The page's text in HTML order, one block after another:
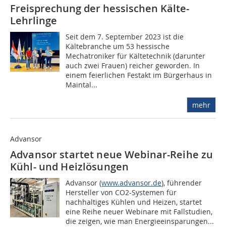
Freisprechung der hessischen Kälte-
Lehrlinge
Seit dem 7. September 2023 ist die
Kältebranche um 53 hessische
Mechatroniker für Kältetechnik (darunter
auch zwei Frauen) reicher geworden. In
einem feierlichen Festakt im Bürgerhaus in
Maintal...
mehr
Advansor
Advansor startet neue Webinar-Reihe zu
Kühl- und Heizlösungen
Advansor (www.advansor.de), führender
Hersteller von CO2-Systemen für
nachhaltiges Kühlen und Heizen, startet
eine Reihe neuer Webinare mit Fallstudien,
die zeigen, wie man Energieeinsparungen...